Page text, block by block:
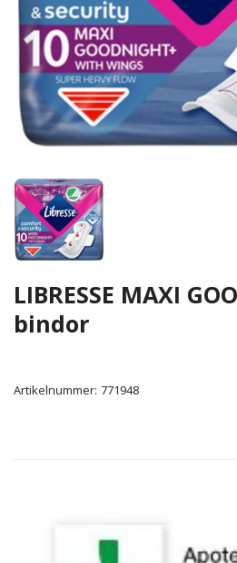
LIBRESSE MAXI
bindor
Artikelnummer: 771948